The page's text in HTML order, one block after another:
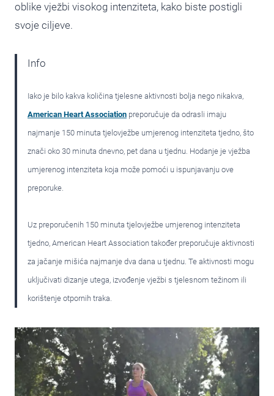
oblike vježbi visokog intenziteta, kako biste postigli
svoje ciljeve.
Info
Iako je bilo kakva količina tjelesne aktivnosti bolja nego nikakva,
American Heart Association preporučuje da odrasli imaju
najmanje 150 minuta tjelovježbe umjerenog intenziteta tjedno, što
znači oko 30 minuta dnevno, pet dana u tjednu. Hodanje je vježba
umjerenog intenziteta koja može pomoći u ispunjavanju ove
preporuke.
Uz preporučenih 150 minuta tjelovježbe umjerenog intenziteta
tjedno, American Heart Association također preporučuje aktivnosti
za jačanje mišića najmanje dva dana u tjednu. Te aktivnosti mogu
uključivati dizanje utega, izvođenje vježbi s tjelesnom težinom ili
korištenje otpornih traka.